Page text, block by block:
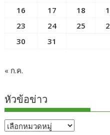
16
17 18
23
24 25
30
31
« ก.ค.
หัวข้อข่าว
หัวข้อ